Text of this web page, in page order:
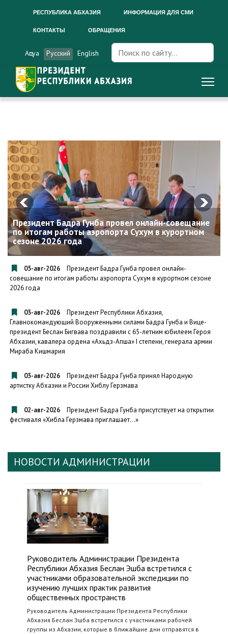
РЕСПУБЛИКА АБХАЗИЯ ИНФОРМАЦИЯ ДЛЯ СМИ
КОНТАКТЫ ОБРАЩЕНИЯ
Аԥсуа Русский English
Президент Бадра Гунба провел онлайн-совещание
по итогам работы аэропорта Сухум в курортном
сезоне 2026 года
05-авг-2026
Президент Бадра Гунба провел онлайн-
совещание по итогам работы аэропорта Сухум в курортном сезоне
2026 года
03-авг-2026
Президент Республики Абхазия,
Главнокомандующий Вооруженными силами Бадра Гунба и Вице-
президент Беслан Бигвава поздравили с 65-летним юбилеем Героя
Абхазии, кавалера ордена «Ахьдз-Апша» I степени, генерала армии
Мираба Кишмария
03-авг-2026
Президент Бадра Гунба принял Народную
артистку Абхазии и России Хиблу Герзмава
02-авг-2026
Президент Бадра Гунба присутствует на открытии
фестиваля «Хибла Герзмава приглашает…»
НОВОСТИ АДМИНИСТРАЦИИ
Руководитель Администрации Президента
Республики Абхазия Беслан Эшба встретился с
участниками образовательной экспедиции по
изучению лучших практик развития
общественных пространств
Руководитель Администрации Президента Республики
Абхазия Беслан Эшба встретился с участниками рабочей
группы из Абхазии, которые в ближайшие дни отправятся в